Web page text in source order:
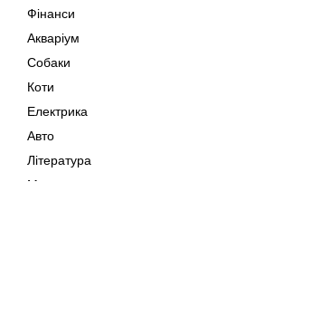
Фінанси
Акваріум
Собаки
Коти
Електрика
Авто
Література
Музика